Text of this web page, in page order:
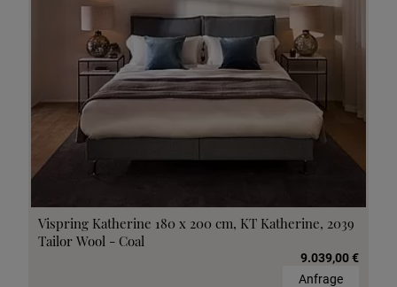
Vispring Katherine 180 x 200 cm, KT Katherine, 2039
Tailor Wool - Coal
9.039,00 €
Anfrage